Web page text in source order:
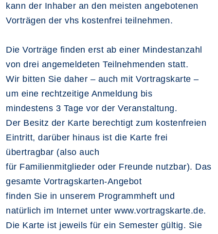
kann der Inhaber an den meisten angebotenen
Vorträgen der vhs kostenfrei teilnehmen.
Die Vorträge finden erst ab einer Mindestanzahl
von drei angemeldeten Teilnehmenden statt.
Wir bitten Sie daher – auch mit Vortragskarte –
um eine rechtzeitige Anmeldung bis
mindestens 3 Tage vor der Veranstaltung.
Der Besitz der Karte berechtigt zum kostenfreien
Eintritt, darüber hinaus ist die Karte frei
übertragbar (also auch
für Familienmitglieder oder Freunde nutzbar). Das
gesamte Vortragskarten-Angebot
finden Sie in unserem Programmheft und
natürlich im Internet unter www.vortragskarte.de.
Die Karte ist jeweils für ein Semester gültig. Sie